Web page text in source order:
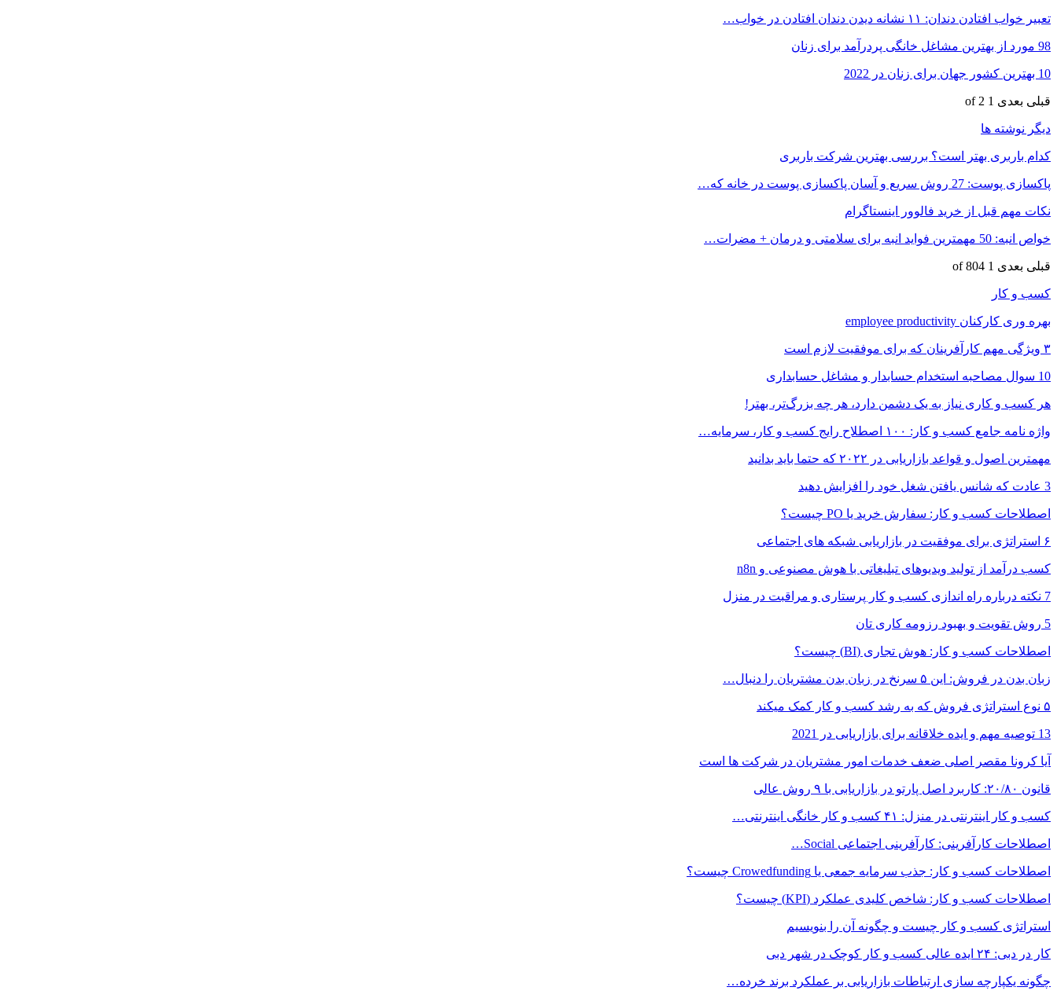
تعبیر خواب افتادن دندان: ۱۱ نشانه دیدن دندان افتادن در خواب…
98 مورد از بهترین مشاغل خانگی پردرآمد برای زنان
10 بهترین کشور جهان برای زنان در 2022
قبلی بعدی 1 of 2
دیگر نوشته ها
کدام باربری بهتر است؟ بررسی بهترین شرکت باربری
پاکسازی پوست: 27 روش سریع و آسان پاکسازی پوست در خانه که…
نکات مهم قبل از خرید فالوور اینستاگرام
خواص انبه: 50 مهمترین فواید انبه برای سلامتی و درمان + مضرات…
قبلی بعدی 1 of 804
کسب و کار
بهره وری کارکنان employee productivity
۳ ویژگی مهم کارآفرینان که برای موفقیت لازم است
10 سوال مصاحبه استخدام حسابدار و مشاغل حسابداری
هر کسب و کاری نیاز به یک دشمن دارد، هر چه بزرگ‌تر، بهتر!
واژه نامه جامع کسب و کار: ۱۰۰ اصطلاح رایج کسب و کار، سرمایه…
مهمترین اصول و قواعد بازاریابی در ۲۰۲۲ که حتما باید بدانید
3 عادت که شانس یافتن شغل خود را افزایش دهید
اصطلاحات کسب و کار: سفارش خرید یا PO چیست؟
۶ استراتژی برای موفقیت در بازاریابی شبکه های اجتماعی
کسب درآمد از تولید ویدیوهای تبلیغاتی با هوش مصنوعی و n8n
7 نکته درباره راه اندازی کسب و کار پرستاری و مراقبت در منزل
5 روش تقویت و بهبود رزومه کاری تان
اصطلاحات کسب و کار: هوش تجاری (BI) چیست؟
زبان بدن در فروش: این ۵ سرنخ در زبان بدن مشتریان را دنبال…
۵ نوع استراتژی فروش که به رشد کسب و کار کمک میکند
13 توصیه مهم و ایده خلاقانه برای بازاریابی در 2021
آیا کرونا مقصر اصلی ضعف خدمات امور مشتریان در شرکت ها است
قانون ۲۰/۸۰: کاربرد اصل پارتو در بازاریابی با ۹ روش عالی
کسب و کار اینترنتی در منزل: ۴۱ کسب و کار خانگی اینترنتی…
اصطلاحات کارآفرینی: کارآفرینی اجتماعی Social…
اصطلاحات کسب و کار: جذب سرمایه‌ جمعی یا Crowedfunding چیست؟
اصطلاحات کسب و کار: شاخص کلیدی عملکرد (KPI) چیست؟
استراتژی کسب و کار چیست و چگونه آن را بنویسیم
کار در دبی: ۲۴ ایده عالی کسب و کار کوچک در شهر دبی
چگونه یکپارچه سازی ارتباطات بازاریابی بر عملکرد برند خرده…